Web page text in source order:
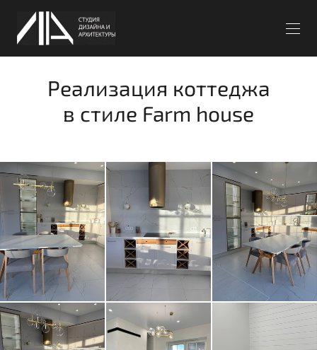
Реализация коттеджа
в стиле Farm house